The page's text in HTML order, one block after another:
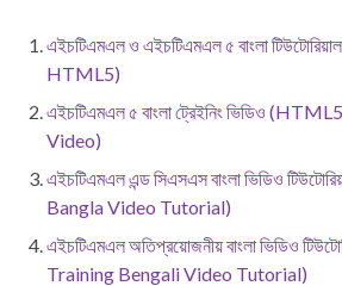
এইচটিএমএল ও এইচটিএমএল ৫ বাংলা
HTML5)
এইচটিএমএল ৫ বাংলা ট্রেইনিং ভিডিও
Video)
এইচটিএমএল এন্ড সিএসএস বাংলা ভিডিও
Bangla Video Tutorial)
এইচটিএমএল অতিপ্রয়োজনীয় বাংলা ভিডিও
Training Bengali Video Tutorial)